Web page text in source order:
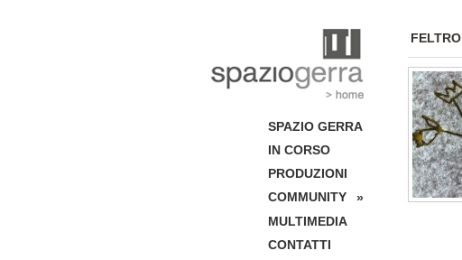
FELTRO
SPAZIO GERRA
IN CORSO
PRODUZIONI
COMMUNITY
»
MULTIMEDIA
CONTATTI